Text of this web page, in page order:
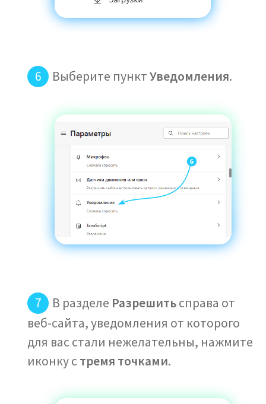
Выберите пунктУведомления.
В разделе Разрешитьсправа от
веб-сайта, уведомления от которого
для вас стали нежелательны, нажмите
иконку с тремя точками.